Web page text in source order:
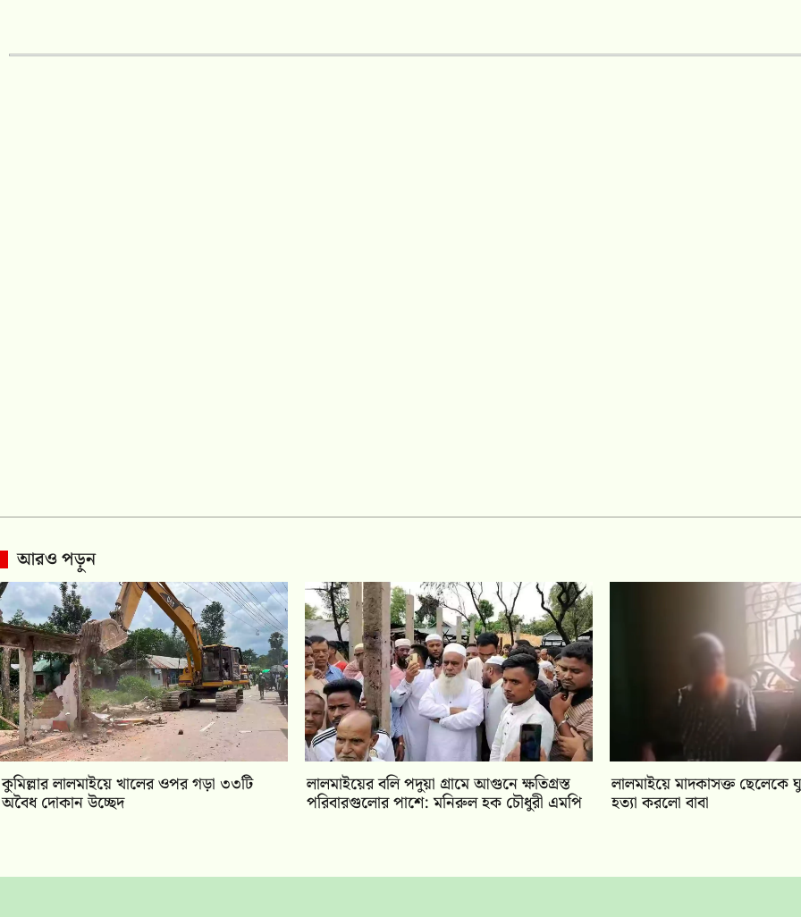
আরও পড়ুন
কুমিল্লার লালমাইয়ে খালের ওপর গড়া ৩৩টি
অবৈধ দোকান উচ্ছেদ
লালমাইয়ের বলি পদুয়া গ্রামে আগুনে ক্ষতিগ্রস্ত
পরিবারগুলোর পাশে: মনিরুল হক চৌধুরী এমপি
লালমাইয়ে মাদকাসক্ত ছেলেকে
হত্যা করলো বাবা